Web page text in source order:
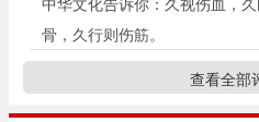
骨，久行则伤筋。
查看全部